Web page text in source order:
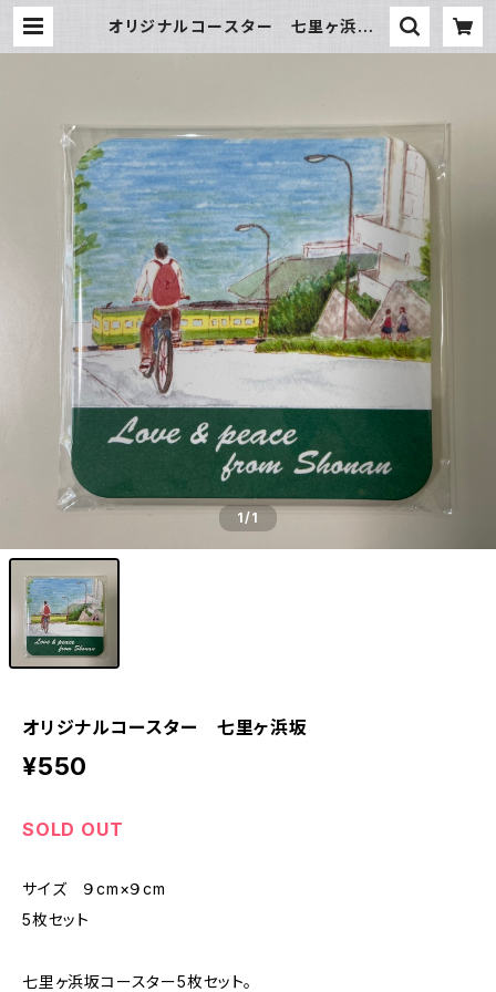
オリジナルコースター 七里ヶ浜坂 |
1/1
オリジナルコースター 七里ヶ浜坂
¥550
SOLD OUT
サイズ ９cm×９cm
5枚セット
七里ヶ浜坂コースター5枚セット。